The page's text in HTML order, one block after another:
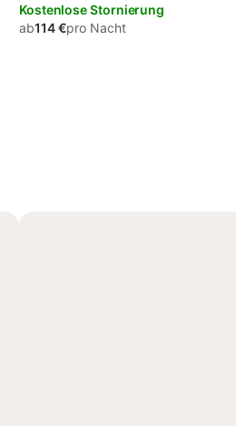
Kostenlose Stornierung
ab114 €pro Nacht